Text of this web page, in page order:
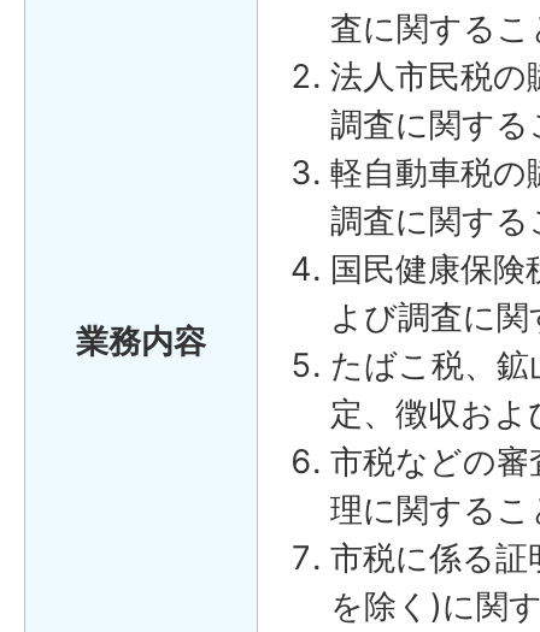
業務内容
査に関するこ
法人市民税の
調査に関する
軽自動車税の
調査に関する
国民健康保険
よび調査に
たばこ税、鉱
定、徴収お
市税などの
理に関するこ
市税に係る
を除く)に関